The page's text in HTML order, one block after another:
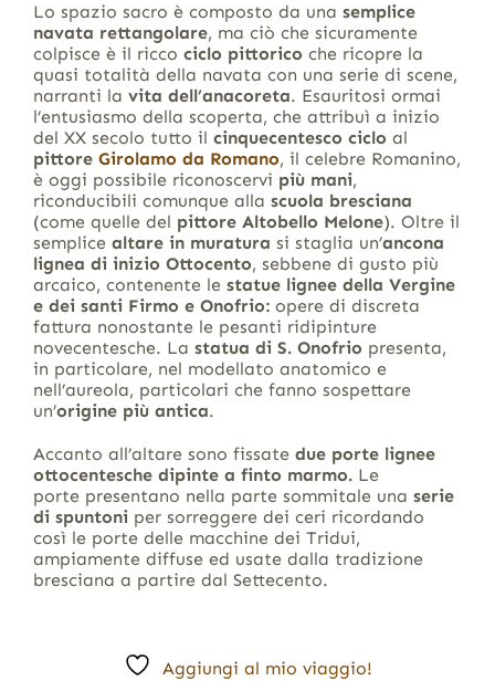
Lo spazio sacro è composto da una semplice
navata rettangolare, ma ciò che sicuramente
colpisce è il ricco ciclo pittorico che ricopre la
quasi totalità della navata con una serie di scene,
narranti la vita dell’anacoreta. Esauritosi ormai
l’entusiasmo della scoperta, che attribuì a inizio
del XX secolo tutto il cinquecentesco ciclo al
pittore Girolamo da Romano, il celebre Romanino,
è oggi possibile riconoscervi più mani,
riconducibili comunque alla scuola bresciana
(come quelle del pittore Altobello Melone). Oltre il
semplice altare in muratura si staglia un’ancona
lignea di inizio Ottocento, sebbene di gusto più
arcaico, contenente le statue lignee della Vergine
e dei santi Firmo e Onofrio: opere di discreta
fattura nonostante le pesanti ridipinture
novecentesche. La statua di S. Onofrio presenta,
in particolare, nel modellato anatomico e
nell’aureola, particolari che fanno sospettare
un’origine più antica.
Accanto all’altare sono fissate due porte lignee
ottocentesche dipinte a finto marmo. Le
porte presentano nella parte sommitale una serie
di spuntoniper sorreggere dei ceri ricordando
così le porte delle macchine dei Tridui,
ampiamente diffuse ed usate dalla tradizione
bresciana a partire dal Settecento.
Aggiungi al mio viaggio!